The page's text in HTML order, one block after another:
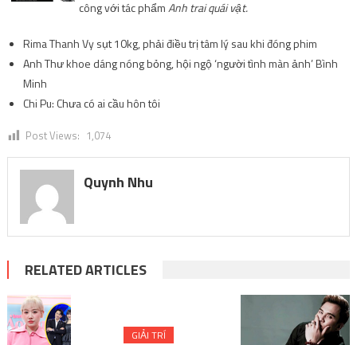
công với tác phẩmAnh trai quái vật.
Rima Thanh Vy sụt 10kg, phải điều trị tâm lý sau khi đóng phim
Anh Thư khoe dáng nóng bỏng, hội ngộ ‘người tình màn ảnh’ Bình
Minh
Chi Pu: Chưa có ai cầu hôn tôi
Post Views: 1,074
Quynh Nhu
RELATED ARTICLES
GIẢI TRÍ